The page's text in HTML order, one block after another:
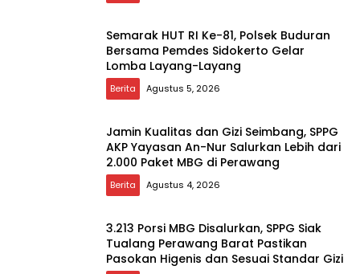
Semarak HUT RI Ke-81, Polsek Buduran
Bersama Pemdes Sidokerto Gelar
Lomba Layang-Layang
Berita Agustus 5, 2026
Jamin Kualitas dan Gizi Seimbang, SPPG
AKP Yayasan An-Nur Salurkan Lebih dari
2.000 Paket MBG di Perawang
Berita Agustus 4, 2026
3.213 Porsi MBG Disalurkan, SPPG Siak
Tualang Perawang Barat Pastikan
Pasokan Higenis dan Sesuai Standar Gizi